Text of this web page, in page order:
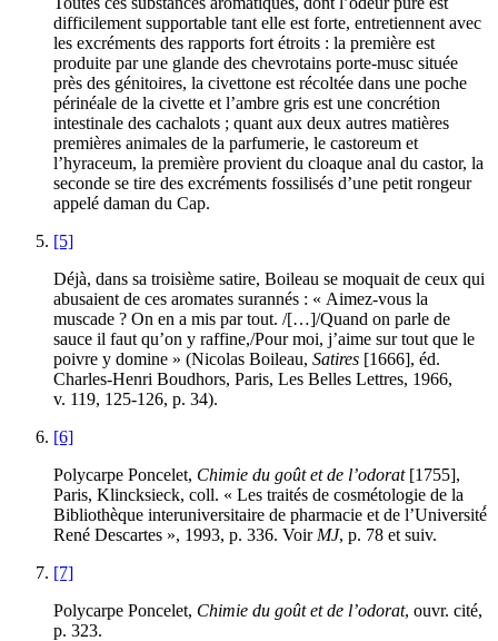
difficilement supportable tant elle est forte, entretiennent avec
les excréments des rapports fort étroits : la première est
produite par une glande des chevrotains porte-musc située
près des génitoires, la civettone est récoltée dans une poche
périnéale de la civette et l’ambre gris est une concrétion
intestinale des cachalots ; quant aux deux autres matières
premières animales de la parfumerie, le castoreum et
l’hyraceum, la première provient du cloaque anal du castor, la
seconde se tire des excréments fossilisés d’une petit rongeur
appelé daman du Cap.
[5]
Déjà, dans sa troisième satire, Boileau se moquait de ceux qui
abusaient de ces aromates surannés : « Aimez-vous la
muscade ? On en a mis par tout. /[…]/Quand on parle de
sauce il faut qu’on y raffine,/Pour moi, j’aime sur tout que le
poivre y domine » (Nicolas Boileau, Satires [1666], éd.
Charles-Henri Boudhors, Paris, Les Belles Lettres, 1966,
v. 119, 125-126, p. 34).
[6]
Polycarpe Poncelet, Chimie du goût et de l’odorat [1755],
Paris, Klincksieck, coll. « Les traités de cosmétologie de la
Bibliothèque interuniversitaire de pharmacie et de l’Université́
René Descartes », 1993, p. 336. VoirMJ, p. 78 et suiv.
[7]
Polycarpe Poncelet, Chimie du goût et de l’odorat, ouvr. cité,
p. 323.